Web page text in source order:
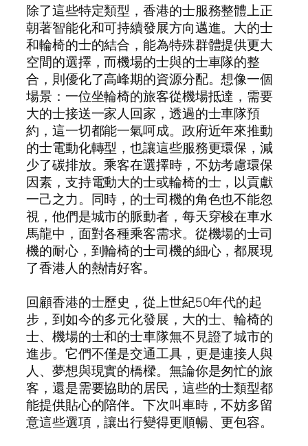
除了這些特定類型，香港的士服務整體上正
朝著智能化和可持續發展方向邁進。大的士
和輪椅的士的結合，能為特殊群體提供更大
空間的選擇，而機場的士與的士車隊的整
合，則優化了高峰期的資源分配。想像一個
場景：一位坐輪椅的旅客從機場抵達，需要
大的士接送一家人回家，透過的士車隊預
約，這一切都能一氣呵成。政府近年來推動
的士電動化轉型，也讓這些服務更環保，減
少了碳排放。乘客在選擇時，不妨考慮環保
因素，支持電動大的士或輪椅的士，以貢獻
一己之力。同時，的士司機的角色也不能忽
視，他們是城市的脈動者，每天穿梭在車水
馬龍中，面對各種乘客需求。從機場的士司
機的耐心，到輪椅的士司機的細心，都展現
了香港人的熱情好客。
回顧香港的士歷史，從上世紀50年代的起
步，到如今的多元化發展，大的士、輪椅的
士、機場的士和的士車隊無不見證了城市的
進步。它們不僅是交通工具，更是連接人與
人、夢想與現實的橋樑。無論你是匆忙的旅
客，還是需要協助的居民，這些的士類型都
能提供貼心的陪伴。下次叫車時，不妨多留
意這些選項，讓出行變得更順暢、更包容。